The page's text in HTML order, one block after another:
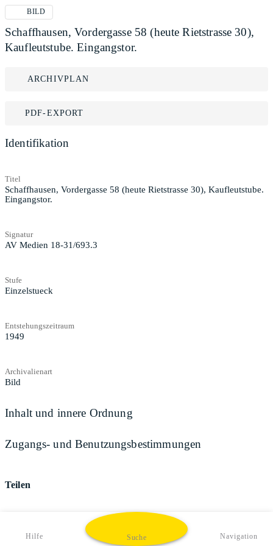
BILD
Schaffhausen, Vordergasse 58 (heute Rietstrasse 30),
Kaufleutstube. Eingangstor.
ARCHIVPLAN
PDF-EXPORT
Identifikation
Titel
Schaffhausen, Vordergasse 58 (heute Rietstrasse 30), Kaufleutstube.
Eingangstor.
Signatur
AV Medien 18-31/693.3
Stufe
Einzelstueck
Entstehungszeitraum
1949
Archivalienart
Bild
Inhalt und innere Ordnung
Zugangs- und Benutzungsbestimmungen
Teilen
Hilfe Suche Navigation